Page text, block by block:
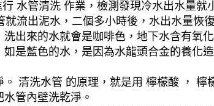
水管清洗 作業，檢測發現冷水出水量
流出泥水，二個多小時後，水出水量恢
出來的水就會是咖啡色，地下水含有氧
是藍色的水，是因為水龍頭合金的養化
清洗水管 的原理，就是用 檸檬酸 ，
管內壁洗乾淨。